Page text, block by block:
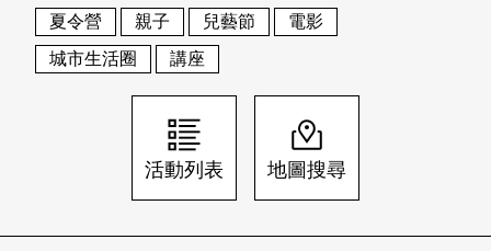
地圖搜尋
關於我們
刊物索取地點
會員基本資料
刊登活動
網站導覽 English
日本語 登入/註冊
夏令營
親子 兒藝節
電影
城市生活圈
講座
活動列表 地圖搜尋